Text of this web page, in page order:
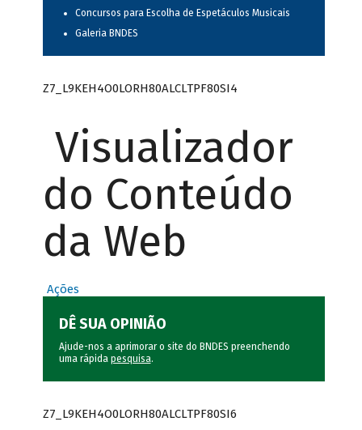
Concursos para Escolha de Espetáculos Musicais
Galeria BNDES
Z7_L9KEH4O0LORH80ALCLTPF80SI4
Visualizador
do Conteúdo
da Web
Ações
DÊ SUA OPINIÃO
Ajude-nos a aprimorar o site do BNDES preenchendo
uma rápida pesquisa.
Z7_L9KEH4O0LORH80ALCLTPF80SI6